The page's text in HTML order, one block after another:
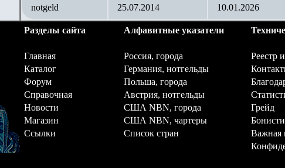
notgeld 25.07.2014 10.01.2026
Разделы сайта Алфавитные указатели
Главная Россия, города
Реестр
Каталог
Германия, нотгельды
Форум
Польша, города
Справочная
Австрия, нотгельды
Новости
США NBN, города
Грейд
Магазин
США NBN, чартеры
Ссылки
Список стран
Важная